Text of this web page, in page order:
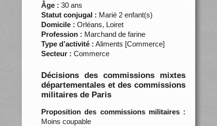
Âge : 30 ans
Statut conjugal : Marié 2 enfant(s)
Domicile : Orléans, Loiret
Profession : Marchand de farine
Type d’activité : Aliments [Commerce]
Secteur : Commerce
Décisions des commissions mixtes
départementales et des commissions
militaires de Paris
Proposition des commissions militaires :
Moins coupable